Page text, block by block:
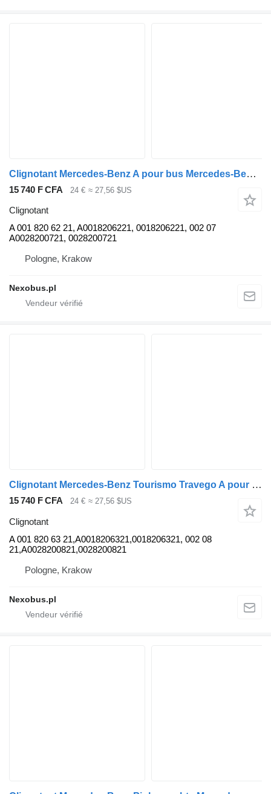
Clignotant Mercedes-Benz A pour bus Mercedes-Benz Tourismo Travego
15 740 F CFA 24 € ≈ 27,56 $US
Clignotant
A 001 820 62 21, A0018206221, 0018206221, 002 07
A0028200721, 0028200721
Pologne, Krakow
Nexobus.pl
Clignotant Mercedes-Benz Tourismo Travego A pour bus Mercedes-Benz Tourismo Travego
15 740 F CFA 24 € ≈ 27,56 $US
Clignotant
A 001 820 63 21,A0018206321,0018206321, 002 08
21,A0028200821,0028200821
Pologne, Krakow
Nexobus.pl